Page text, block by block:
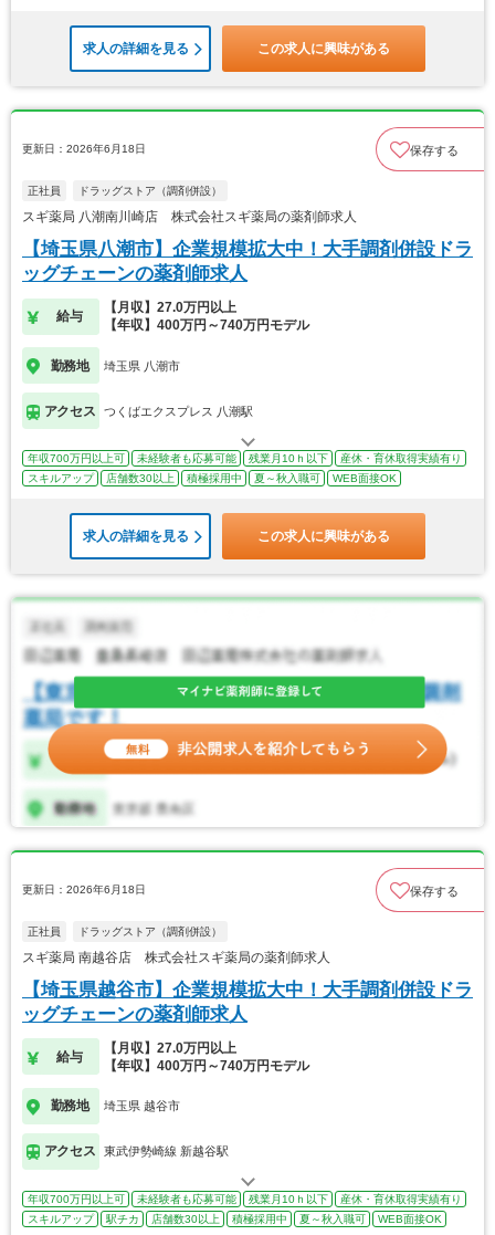
求人の詳細を見る この求人に興味がある
更新日：2026年6月18日 保存する
正社員 ドラッグストア（調剤併設）
スギ薬局 八潮南川崎店 株式会社スギ薬局の薬剤師求人
【埼玉県八潮市】企業規模拡大中！大手調剤併設ドラ
ッグチェーンの薬剤師求人
給与
【月収】27.0万円以上
【年収】400万円～740万円モデル
勤務地 埼玉県 八潮市
アクセス つくばエクスプレス 八潮駅
年収700万円以上可 未経験者も応募可能 残業月10ｈ以下
産休・育休取得実績有り
スキルアップ
店舗数30以上 積極採用中 夏～秋入職可 WEB面接OK
求人の詳細を見る この求人に興味がある
更新日：2026年6月18日 保存する
正社員 ドラッグストア（調剤併設）
スギ薬局 南越谷店 株式会社スギ薬局の薬剤師求人
【埼玉県越谷市】企業規模拡大中！大手調剤併設ドラ
ッグチェーンの薬剤師求人
給与
【月収】27.0万円以上
【年収】400万円～740万円モデル
勤務地 埼玉県 越谷市
アクセス 東武伊勢崎線 新越谷駅
年収700万円以上可 未経験者も応募可能 残業月10ｈ以下
産休・育休取得実績有り
スキルアップ
駅チカ 店舗数30以上 積極採用中 夏～秋入職可 WEB面接OK